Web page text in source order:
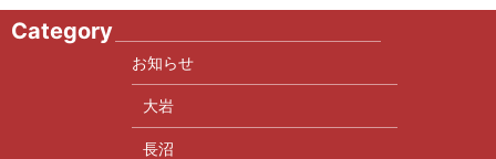
ー
シ
Category
お知らせ
大岩
長沼